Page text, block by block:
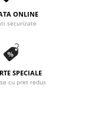
ONLINE
securizate
SPECIALE
cu pret redus